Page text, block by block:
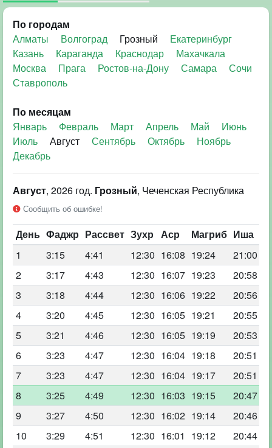
По городам
Алматы
Волгоград Грозный
Екатеринбург
Казань
Караганда Краснодар
Махачкала
Москва
Прага Ростов-на-Дону Самара
Сочи
Ставрополь
По месяцам
Январь
Февраль Март Апрель Май
Июнь
Июль
Август Сентябрь Октябрь
Ноябрь
Декабрь
Август, 2026 год. Грозный, Чеченская Республика
Сообщить об ошибке!
День Фаджр Рассвет Зухр Аср Магриб Иша
1
3:15 4:41 12:30 16:08 19:24
21:00
2
3:17 4:43 12:30 16:07 19:23
20:58
3
3:18 4:44 12:30 16:06 19:22
20:56
4
3:20 4:45 12:30 16:05 19:21
20:55
5
3:21 4:46 12:30 16:05 19:19
20:53
6
3:23 4:47 12:30 16:04 19:18
20:51
7
3:23 4:47 12:30 16:04 19:17
20:51
8
3:25 4:49 12:30 16:03 19:15
20:47
9
3:27 4:50 12:30 16:02 19:14
20:46
10
3:29 4:51 12:30 16:01 19:12
20:44